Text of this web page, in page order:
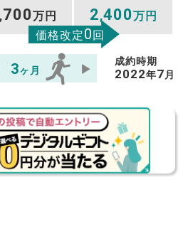
,700万円 2,400万円
価格改定0回
3ヶ月
成約時期
2022年7 月